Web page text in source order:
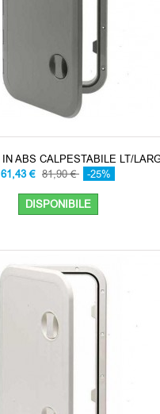
ABS CALPESTABILE LT/
61,43 € 81,90 € -25%
DISPONIBILE